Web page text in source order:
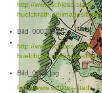
http://www.schloss-stadt-
huelchrath.de/images/
Bild_0002.jpg
http://www.schloss-stadt-
huelchrath.de/images/
Bild_0003.jpg
http://www.schloss-stadt-